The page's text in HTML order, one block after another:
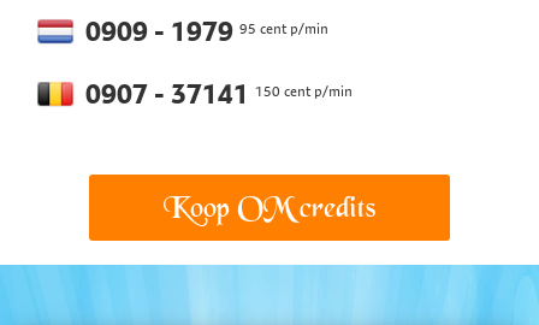
0909 - 1979 95 cent p/min
0907 - 37141 150 cent p/min
Koop OM credits